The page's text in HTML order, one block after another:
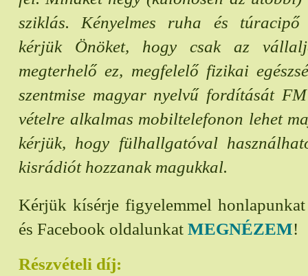
sziklás. Kényelmes ruha és
kérjük Önöket, hogy csak az
megterhelő ez, megfelelő fizikai
szentmise magyar nyelvű fordítását
vételre alkalmas mobiltelefonon lehet
kérjük, hogy fülhallgatóval
kisrádiót hozzanak magukkal.
Kérjük kísérje figyelemmel
és Facebook oldalunkat MEGNÉZEM!
Részvételi díj: